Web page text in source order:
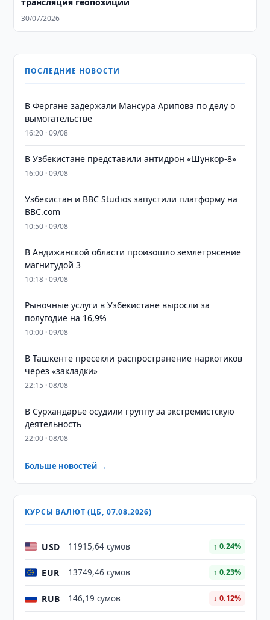
30/07/2026
ПОСЛЕДНИЕ НОВОСТИ
В Фергане задержали Мансура Арипова по делу о
вымогательстве
16:20 · 09/08
В Узбекистане представили антидрон «Шункор-8»
16:00 · 09/08
Узбекистан и BBC Studios запустили платформу на
BBC.com
10:50 · 09/08
В Андижанской области произошло землетрясение
магнитудой 3
10:18 · 09/08
Рыночные услуги в Узбекистане выросли за
полугодие на 16,9%
10:00 · 09/08
В Ташкенте пресекли распространение наркотиков
через «закладки»
22:15 · 08/08
В Сурхандарье осудили группу за экстремистскую
деятельность
22:00 · 08/08
Больше новостей →
КУРСЫ ВАЛЮТ (ЦБ, 07.08.2026)
USD 11915,64 сумов ↑ 0.24%
EUR 13749,46 сумов ↑ 0.23%
RUB 146,19 сумов ↓ 0.12%